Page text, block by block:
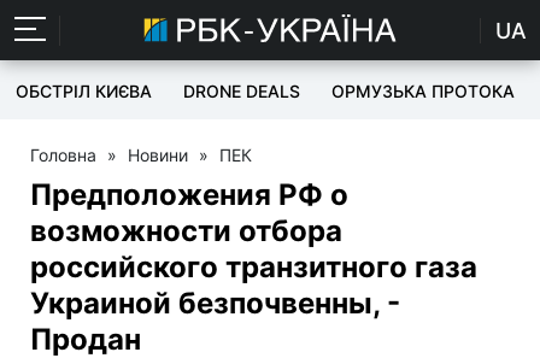
UA
ОБСТРІЛ КИЄВА DRONE DEALS ОРМУЗЬКА ПРОТОКА
Головна » Новини » ПЕК
Предположения РФ о
возможности отбора
российского транзитного газа
Украиной безпочвенны, -
Продан